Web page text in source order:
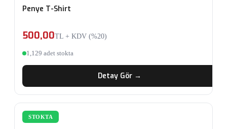
Penye T-Shirt
500,00TL + KDV (%20)
1,129 adet stokta
Detay Gör →
STOKTA